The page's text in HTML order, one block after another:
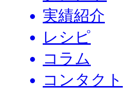
実績紹介
レシピ
コラム
コンタクト